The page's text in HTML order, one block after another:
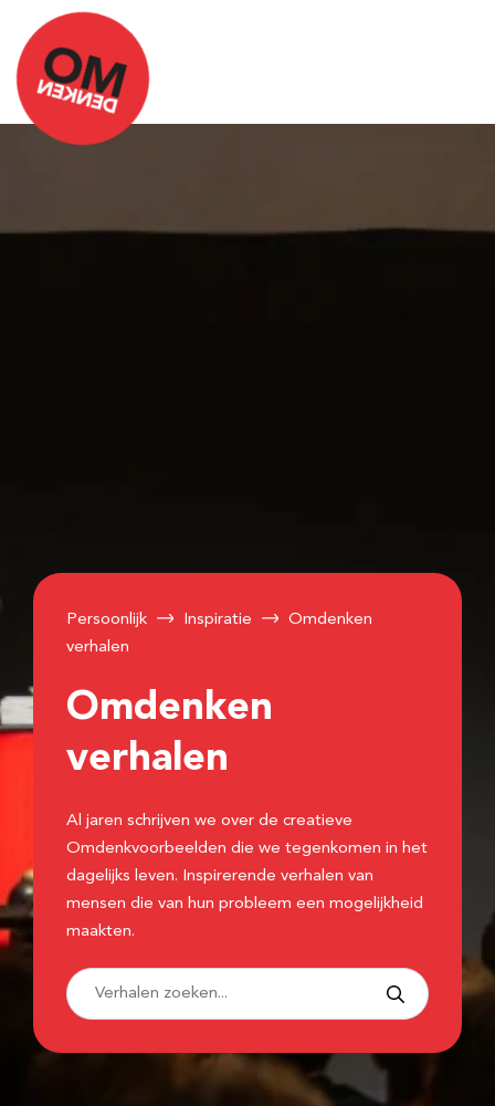
Persoonlijk Inspiratie
Omdenken
verhalen
Omdenken
verhalen
Al jaren schrijven we over de creatieve
Omdenkvoorbeelden die we tegenkomen in het
dagelijks leven. Inspirerende verhalen van
mensen die van hun probleem een mogelijkheid
maakten.